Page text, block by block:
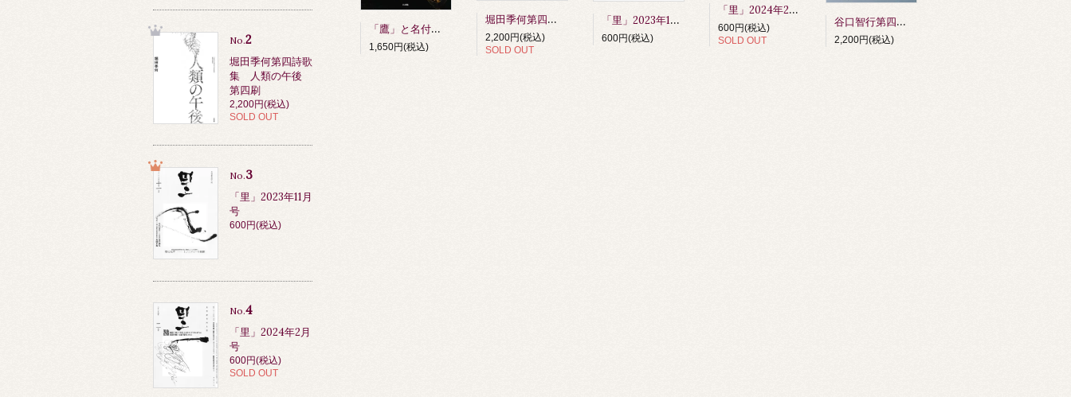
「鷹」と名付けて 草創期クロニクル 山地春眠子著
1,650円(税込)
堀田季何第四詩歌集 人類の午後 第四刷
2,200円(税込)
SOLD OUT
「里」2023年11月号
600円(税込)
「里」2024年2月号
600円(税込)
SOLD OUT
谷口智行第四句集 『海山』 第64回俳人協会賞受賞作品（令和6年度）
2,200円(税込)
No.2
堀田季何第四詩歌
集 人類の午後
第四刷
2,200円(税込)
SOLD OUT
No.3
「里」2023年11月
号
600円(税込)
No.4
「里」2024年2月
号
600円(税込)
SOLD OUT